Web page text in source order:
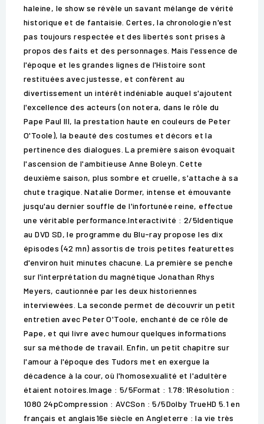
haleine, le show se révèle un savant mélange de vérité
historique et de fantaisie. Certes, la chronologie n'est
pas toujours respectée et des libertés sont prises à
propos des faits et des personnages. Mais l'essence de
l'époque et les grandes lignes de l'Histoire sont
restituées avec justesse, et confèrent au
divertissement un intérêt indéniable auquel s'ajoutent
l'excellence des acteurs (on notera, dans le rôle du
Pape Paul III, la prestation haute en couleurs de Peter
O'Toole), la beauté des costumes et décors et la
pertinence des dialogues. La première saison évoquait
l'ascension de l'ambitieuse Anne Boleyn. Cette
deuxième saison, plus sombre et cruelle, s'attache à sa
chute tragique. Natalie Dormer, intense et émouvante
jusqu'au dernier souffle de l'infortunée reine, effectue
une véritable performance.Interactivité : 2/5Identique
au DVD SD, le programme du Blu-ray propose les dix
épisodes (42 mn) assortis de trois petites featurettes
d'environ huit minutes chacune. La première se penche
sur l'interprétation du magnétique Jonathan Rhys
Meyers, cautionnée par les deux historiennes
interviewées. La seconde permet de découvrir un petit
entretien avec Peter O'Toole, enchanté de ce rôle de
Pape, et qui livre avec humour quelques informations
sur sa méthode de travail. Enfin, un petit chapitre sur
l'amour à l'époque des Tudors met en exergue la
décadence à la cour, où l'homosexualité et l'adultère
étaient notoires.Image : 5/5Format : 1.78:1Résolution :
1080 24pCompression : AVCSon : 5/5Dolby TrueHD 5.1 en
français et anglais16e siècle en Angleterre : la vie très